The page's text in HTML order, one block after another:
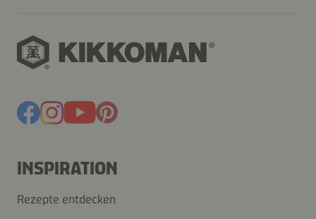
INSPIRATION
Rezepte entdecken